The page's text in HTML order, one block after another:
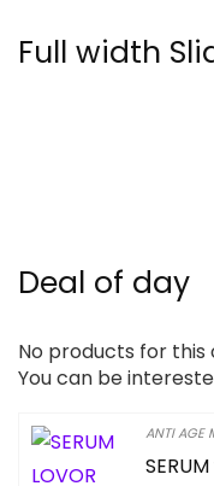
Full width
Deal of day
No products for this
You can be
ANTI AGE